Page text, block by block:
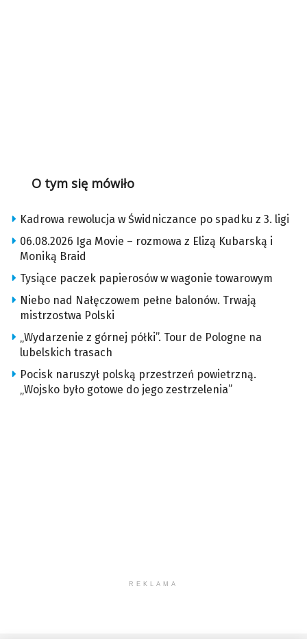
O tym się mówiło
Kadrowa rewolucja w Świdniczance po spadku z 3. ligi
06.08.2026 Iga Movie – rozmowa z Elizą Kubarską i
Moniką Braid
Tysiące paczek papierosów w wagonie towarowym
Niebo nad Nałęczowem pełne balonów. Trwają
mistrzostwa Polski
„Wydarzenie z górnej półki”. Tour de Pologne na
lubelskich trasach
Pocisk naruszył polską przestrzeń powietrzną.
„Wojsko było gotowe do jego zestrzelenia”
REKLAMA